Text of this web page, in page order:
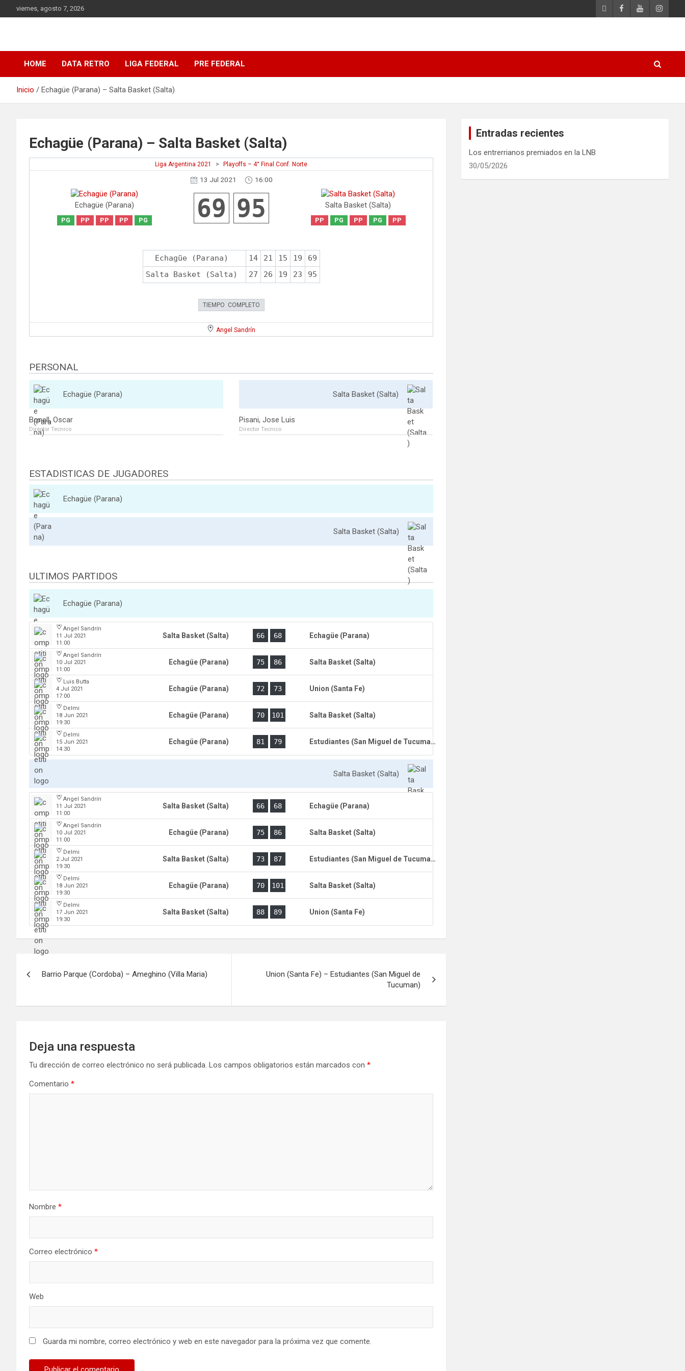
al
viernes, agosto 7, 2026
DATA Basquet
HOME DATA RETRO LIGA FEDERAL PRE FEDERAL
Inicio Echagüe (Parana) – Salta Basket (Salta)
Echagüe (Parana) – Salta Basket (Salta)
Liga Argentina 2021 > Playoffs – 4° Final Conf. Norte
13 Jul 2021 16:00
Echagüe (Parana)
PG PP PP PP PG 69 95 Salta Basket (Salta)
PP PG PP PG PP
Echagüe (Parana) 14 21 15 19
69
Salta Basket (Salta)
27 26 19 23 95
TIEMPO COMPLETO
Angel Sandrín
PERSONAL
Echagüe (Parana)
Bonell, Oscar
Director Tecnico
Salta Basket (Salta)
Pisani, Jose Luis
Director Tecnico
ESTADISTICAS DE JUGADORES
Echagüe (Parana)
Salta Basket (Salta)
ULTIMOS PARTIDOS
Echagüe (Parana)
Angel Sandrín
11 Jul 2021
11:00
Salta Basket (Salta) 66 68 Echagüe (Parana)
Angel Sandrín
10 Jul 2021
11:00
Echagüe (Parana) 75 86 Salta Basket (Salta)
Luis Butta
4 Jul 2021
17:00
Echagüe (Parana) 72 73 Union (Santa Fe)
Delmi
18 Jun 2021
19:30
Echagüe (Parana) 70 101 Salta Basket (Salta)
Delmi
15 Jun 2021
14:30
Echagüe (Parana) 81 79 Estudiantes (San Miguel de Tucuman)
Salta Basket (Salta)
Angel Sandrín
11 Jul 2021
11:00
Salta Basket (Salta) 66 68 Echagüe (Parana)
Angel Sandrín
10 Jul 2021
11:00
Echagüe (Parana) 75 86 Salta Basket (Salta)
Delmi
2 Jul 2021
19:30
Salta Basket (Salta) 73 87 Estudiantes (San Miguel de Tucuman)
Delmi
18 Jun 2021
19:30
Echagüe (Parana) 70 101 Salta Basket (Salta)
Delmi
17 Jun 2021
19:30
Salta Basket (Salta) 88 89 Union (Santa Fe)
entradas
Barrio Parque (Cordoba) – Ameghino (Villa Maria)
Union (Santa Fe) – Estudiantes (San Miguel de
Tucuman)
Deja una respuesta
Tu dirección de correo electrónico no será publicada. Los campos obligatorios están marcados con *
Comentario *
Nombre *
Correo electrónico *
Web
Guarda mi nombre, correo electrónico y web en este navegador para la próxima vez que comente.
Entradas recientes
Los entrerrianos premiados en la LNB
30/05/2026